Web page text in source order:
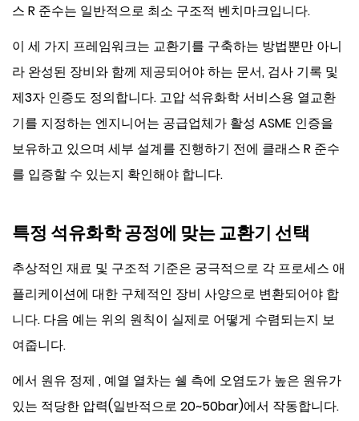
스 R 준수는 일반적으로 최소 구조적 벤치마크입니다.
이 세 가지 프레임워크는 교환기를 구축하는 방법뿐만 아니
라 완성된 장비와 함께 제공되어야 하는 문서, 검사 기록 및
제3자 인증도 정의합니다. 고압 석유화학 서비스용 열교환
기를 지정하는 엔지니어는 공급업체가 활성 ASME 인증을
보유하고 있으며 세부 설계를 진행하기 전에 클래스 R 준수
를 입증할 수 있는지 확인해야 합니다.
특정 석유화학 공정에 맞는 교환기 선택
추상적인 재료 및 구조적 기준은 궁극적으로 각 프로세스 애
플리케이션에 대한 구체적인 장비 사양으로 변환되어야 합
니다. 다음 예는 위의 원칙이 실제로 어떻게 수렴되는지 보
여줍니다.
에서 원유 정제 , 예열 열차는 쉘 측에 오염도가 높은 원유가
있는 적당한 압력(일반적으로 20~50bar)에서 작동합니다.